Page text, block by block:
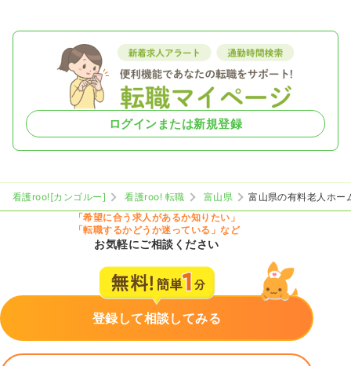
ログインまたは新規登録
看護roo![カンゴルー] 看護roo! 転職 富山県
富山県の有料老人ホー
「希望に合う求人があるか知りたい」
「転職するかどうか迷っている」など
お気軽にご相談ください
登録して相談してみる